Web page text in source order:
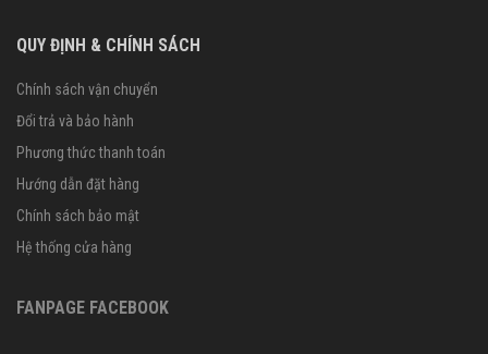
QUY ĐỊNH & CHÍNH SÁCH
Chính sách vận chuyển
Đổi trả và bảo hành
Phương thức thanh toán
Hướng dẫn đặt hàng
Chính sách bảo mật
Hệ thống cửa hàng
FANPAGE FACEBOOK